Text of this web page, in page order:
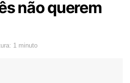
não querem
1 minuto